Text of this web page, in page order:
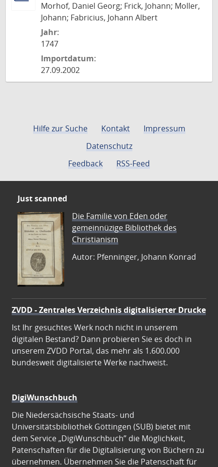
Morhof, Daniel Georg; Frick, Johann; Moller,
Johann; Fabricius, Johann Albert
Jahr:
1747
Importdatum:
27.09.2002
Hilfe zur Suche Kontakt
Impressum
Datenschutz
Feedback
RSS-Feed
Just scanned
Die Familie von Eden oder
gemeinnüzige Bibliothek des
Christianism
Autor: Pfenninger, Johann Konrad
ZVDD - Zentrales Verzeichnis digitalisierter Drucke
Ist Ihr gesuchtes Werk noch nicht in unserem
digitalen Bestand? Dann probieren Sie es doch in
unserem ZVDD Portal, das mehr als 1.600.000
bundesweit digitalisierte Werke nachweist.
DigiWunschbuch
Die Niedersächsische Staats- und
Universitätsbibliothek Göttingen (SUB) bietet mit
dem Service „DigiWunschbuch” die Möglichkeit,
Patenschaften für die Digitalisierung von Büchern zu
übernehmen. Übernehmen Sie die Patenschaft für